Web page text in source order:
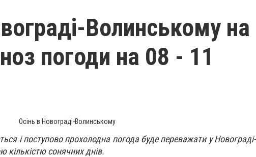
Волинському на
погоди на 08 - 11
Осінь в Новограді-Волинському
і поступово прохолодна погода буде переважати у Новограді-
кількістю сонячних днів.